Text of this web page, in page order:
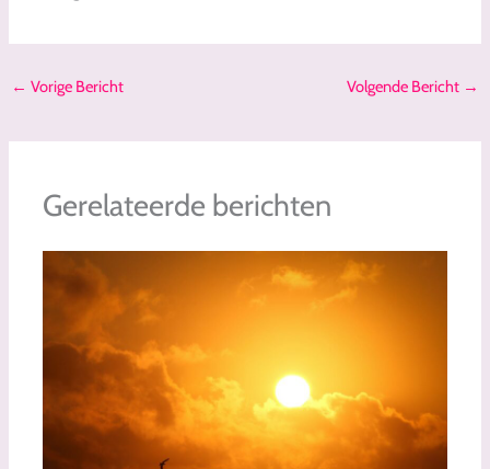
← Vorige Bericht Volgende Bericht →
Gerelateerde berichten